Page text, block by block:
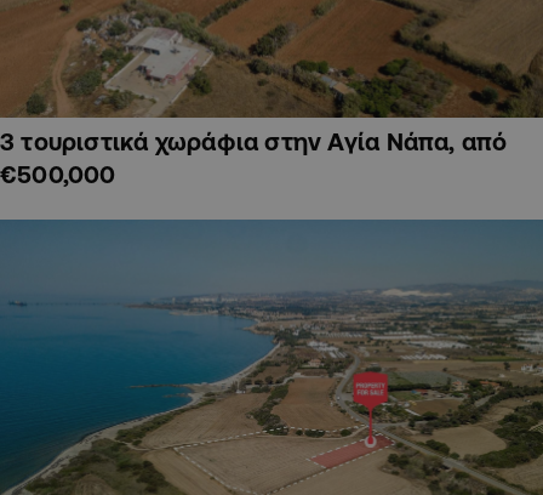
3 τουριστικά χωράφια στην Αγία Νάπα, από
€500,000